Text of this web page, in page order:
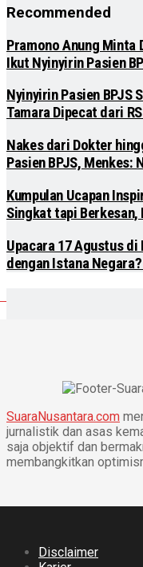
Recommended
Pramono Anung Minta
Ikut Nyinyirin Pasien
Nyinyirin Pasien BPJS
Tamara Dipecat dari
Nakes dari Dokter
Pasien BPJS, Menkes:
Kumpulan Ucapan
Singkat tapi
Upacara 17 Agustus di
dengan Istana
SuaraNusantara.com
jurnalistik dan asas
saja objektif dan
membangkitkan
Disclaimer